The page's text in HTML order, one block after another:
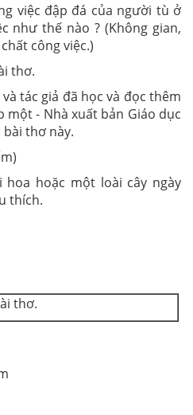
việc đập đá của người tù ở
như thế nào ? (Không gian,
công việc.)
thơ.
tác giả đã học và đọc thêm
một - Nhà xuất bản Giáo dục
thơ này.
hoặc một loài cây ngày
thích.
thơ.